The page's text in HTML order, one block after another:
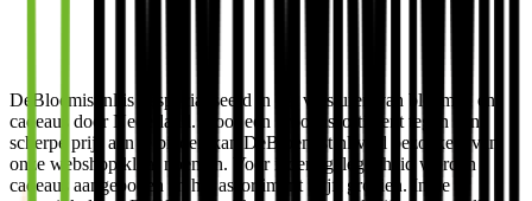
DeBloemist.nl is gespecialiseerd in het versturen van bloemen en
cadeaus door Nederland. Door een groot assortiment tegen een
scherpe prijs aan te bieden kan DeBloemist.nl veel bezoekers van
onze webshop klant noemen. Voor iedere gelegenheid worden
cadeaus aangeboden en het assortiment blijft groeien. In de